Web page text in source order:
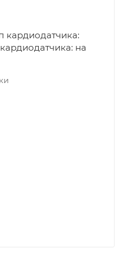
кардиодатчика:
на